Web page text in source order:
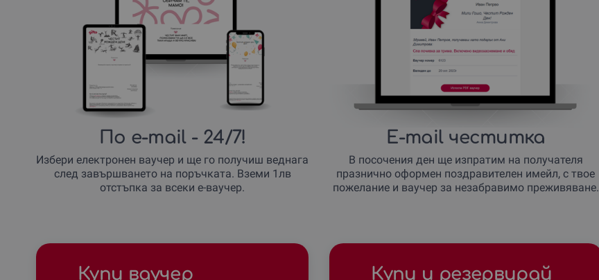
По e-mail- 24/7!
Избери електронен ваучер и ще го получиш веднага
след завършването на поръчката. Вземи 1лв
отстъпка за всеки е-ваучер.
E-mail честитка
В посочения ден ще изпратим на получателя
празнично оформен поздравителен имейл, с твое
пожелание и ваучер за незабравимо преживяване.
Купи ваучер Купи и резервирай